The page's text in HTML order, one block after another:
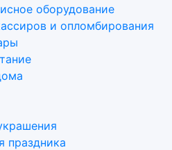
оборудование
и опломбирования
праздника